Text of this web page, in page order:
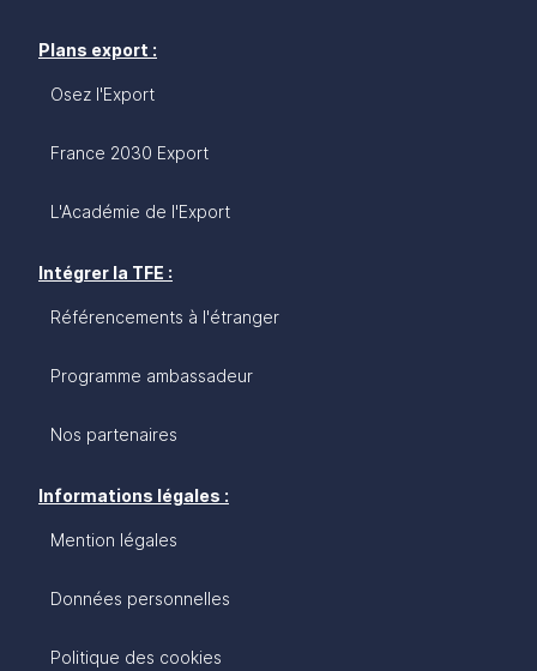
Plans export :
Osez l'Export
France 2030 Export
L'Académie de l'Export
Intégrer la TFE :
Référencements à l'étranger
Programme ambassadeur
Nos partenaires
Informations légales :
Mention légales
Données personnelles
Politique des cookies